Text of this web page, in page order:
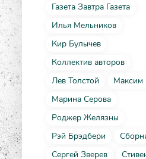
Газета Завтра Газета
Илья Мельников
Кир Булычев
Коллектив авторов
Лев Толстой
Максим
Марина Серова
Роджер Желязны
Рэй Брэдбери
Сергей Зверев